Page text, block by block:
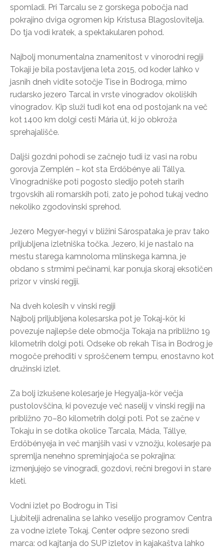
spomladi. Pri Tarcalu se z gorskega pobočja nad
pokrajino dviga ogromen kip Kristusa Blagoslovitelja.
Do tja vodi kratek, a spektakularen pohod.
Najbolj monumentalna znamenitost v vinorodni regiji
Tokaji je bila postavljena leta 2015, od koder lahko v
jasnih dneh vidite sotočje Tise in Bodroga, mirno
rudarsko jezero Tarcal in vrste vinogradov okoliških
vinogradov. Kip služi tudi kot ena od postojank na več
kot 1400 km dolgi cesti Mária út, ki jo obkroža
sprehajališče.
Daljši gozdni pohodi se začnejo tudi iz vasi na robu
gorovja Zemplén – kot sta Erdőbénye ali Tállya.
Vinogradniške poti pogosto sledijo poteh starih
trgovskih ali romarskih poti, zato je pohod tukaj vedno
nekoliko zgodovinski sprehod.
Jezero Megyer-hegyi v bližini Sárospataka je prav tako
priljubljena izletniška točka. Jezero, ki je nastalo na
mestu starega kamnoloma mlinskega kamna, je
obdano s strmimi pečinami, kar ponuja skoraj eksotičen
prizor v vinski regiji.
Na dveh kolesih v vinski regiji
Najbolj priljubljena kolesarska pot je Tokaj-kör, ki
povezuje najlepše dele območja Tokaja na približno 19
kilometrih dolgi poti. Odseke ob rekah Tisa in Bodrog je
mogoče prehoditi v sproščenem tempu, enostavno kot
družinski izlet.
Za bolj izkušene kolesarje je Hegyalja-kör večja
pustolovščina, ki povezuje več naselij v vinski regiji na
približno 70–80 kilometrih dolgi poti. Pot se začne v
Tokaju in se dotika okolice Tarcala, Máda, Tállye,
Erdőbényeja in več manjših vasi v vznožju, kolesarje pa
spremlja nenehno spreminjajoča se pokrajina:
izmenjujejo se vinogradi, gozdovi, rečni bregovi in stare
kleti.
Vodni izlet po Bodrogu in Tisi
Ljubitelji adrenalina se lahko veselijo programov Centra
za vodne izlete Tokaj. Center odpre sezono sredi
marca: od kajtanja do SUP izletov in kajakaštva lahko